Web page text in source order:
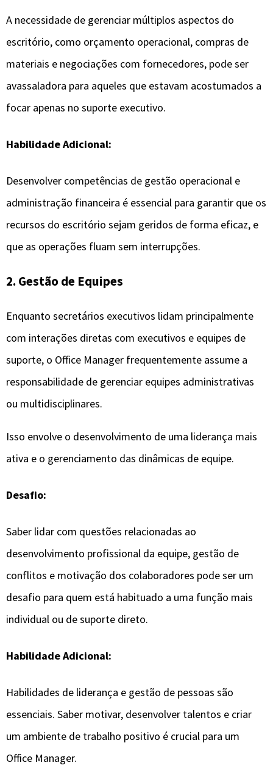
A necessidade de gerenciar múltiplos aspectos do
escritório, como orçamento operacional, compras de
materiais e negociações com fornecedores, pode ser
avassaladora para aqueles que estavam acostumados a
focar apenas no suporte executivo.
Habilidade Adicional:
Desenvolver competências de gestão operacional e
administração financeira é essencial para garantir que os
recursos do escritório sejam geridos de forma eficaz, e
que as operações fluam sem interrupções.
2. Gestão de Equipes
Enquanto secretários executivos lidam principalmente
com interações diretas com executivos e equipes de
suporte, o Office Manager frequentemente assume a
responsabilidade de gerenciar equipes administrativas
ou multidisciplinares.
Isso envolve o desenvolvimento de uma liderança mais
ativa e o gerenciamento das dinâmicas de equipe.
Desafio:
Saber lidar com questões relacionadas ao
desenvolvimento profissional da equipe, gestão de
conflitos e motivação dos colaboradores pode ser um
desafio para quem está habituado a uma função mais
individual ou de suporte direto.
Habilidade Adicional:
Habilidades de liderança e gestão de pessoas são
essenciais. Saber motivar, desenvolver talentos e criar
um ambiente de trabalho positivo é crucial para um
Office Manager.